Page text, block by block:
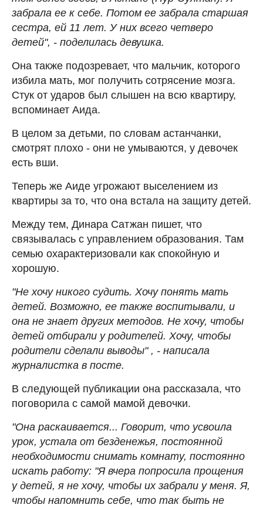
забрала ее к себе. Потом ее забрала старшая
сестра, ей 11 лет. У них всего четверо
детей", - поделилась девушка.
Она также подозревает, что мальчик, которого
избила мать, мог получить сотрясение мозга.
Стук от ударов был слышен на всю квартиру,
вспоминает Аида.
В целом за детьми, по словам астанчанки,
смотрят плохо - они не умываются, у девочек
есть вши.
Теперь же Аиде угрожают выселением из
квартиры за то, что она встала на защиту детей.
Между тем, Динара Сатжан пишет, что
связывалась с управлением образования. Там
семью охарактеризовали как спокойную и
хорошую.
"Не хочу никого судить. Хочу понять мать
детей. Возможно, ее также воспитывали, и
она не знает других методов. Не хочу, чтобы
детей отбирали у родителей. Хочу, чтобы
родители сделали выводы" , - написала
журналистка в посте.
В следующей публикации она рассказала, что
поговорила с самой мамой девочки.
"Она раскаивается... Говорит, что усвоила
урок, устала от безденежья, постоянной
необходимости снимать комнату, постоянно
искать работу: "Я вчера попросила прощения
у детей, я не хочу, чтобы их забрали у меня. Я,
чтобы напомнить себе, что так быть не